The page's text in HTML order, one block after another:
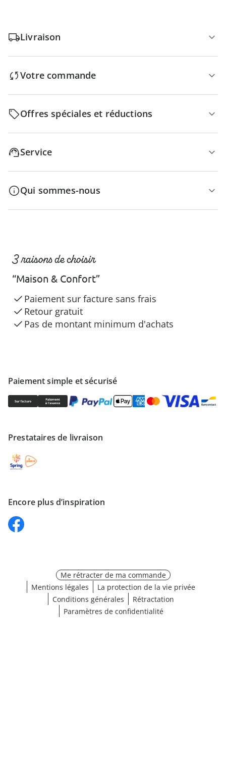
Livraison
Votre commande
Offres spéciales et réductions
Service
Qui sommes-nous
Paiement simple et sécurisé
Prestataires de livraison
Encore plus d’inspiration
3 raisons de choisir
“Maison & Confort”
Paiement sur facture sans frais
Retour gratuit
Pas de montant minimum d'achats
Me rétracter de ma commande
Mentions légales
La protection de la vie privée
Conditions générales
Rétractation
Paramètres de confidentialité